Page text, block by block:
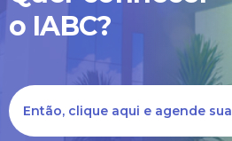
o IABC?
Então, clique aqui e agende
Nossa equipe
para cada
enviada!